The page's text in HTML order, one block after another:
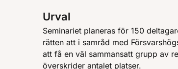
Urval
Seminariet planeras för 150
rätten att i samråd med
att få en väl sammansatt grupp av
överskrider antalet platser.